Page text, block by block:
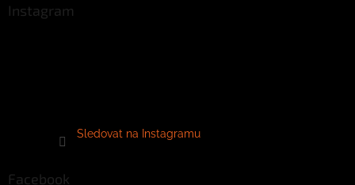
Instagram
Sledovat na Instagramu
Facebook